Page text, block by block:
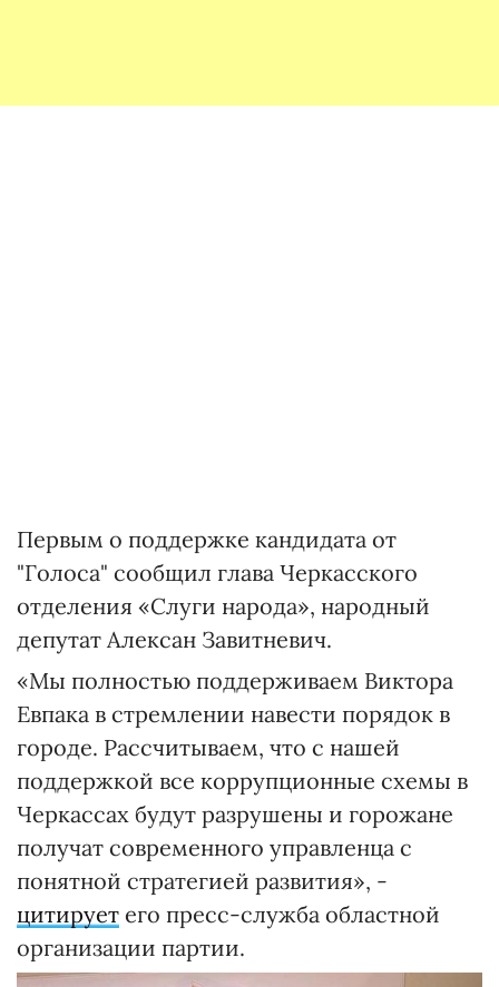
Первым о поддержке кандидата от
"Голоса" сообщил глава Черкасского
отделения «Слуги народа», народный
депутат Алексан Завитневич.
«Мы полностью поддерживаем Виктора
Евпака в стремлении навести порядок в
городе. Рассчитываем, что с нашей
поддержкой все коррупционные схемы в
Черкассах будут разрушены и горожане
получат современного управленца с
понятной стратегией развития», -
цитирует его пресс-служба областной
организации партии.